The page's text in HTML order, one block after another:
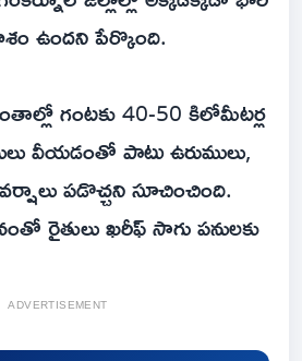
ఉందని పేర్కొంది.
గంటకు 40-50 కిలోమీటర్ల
వీయడంతో పాటు ఉరుములు,
పడొచ్చని సూచించింది.
రైతులు ఖరీఫ్ సాగు పనులకు
ADVERTISEMENT